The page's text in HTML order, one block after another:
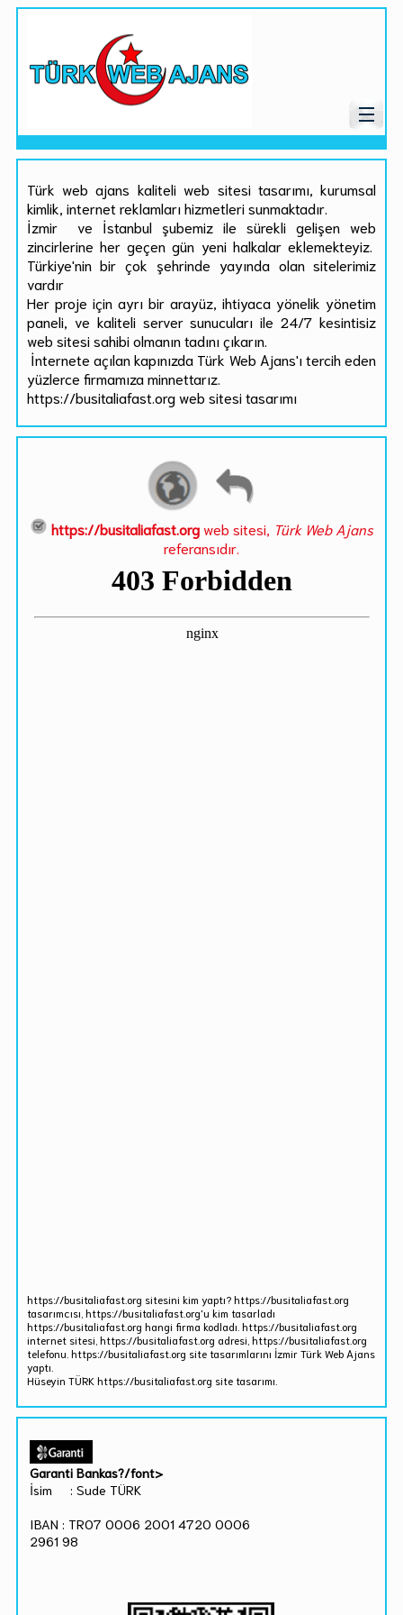
Türk web ajans kaliteli web sitesi tasarımı, kurumsal
kimlik, internet reklamları hizmetleri sunmaktadır.
İzmir ve İstanbul şubemiz ile sürekli gelişen web
zincirlerine her geçen gün yeni halkalar eklemekteyiz.
Türkiye'nin bir çok şehrinde yayında olan sitelerimiz
vardır
Her proje için ayrı bir arayüz, ihtiyaca yönelik yönetim
paneli, ve kaliteli server sunucuları ile 24/7 kesintisiz
web sitesi sahibi olmanın tadını çıkarın.
İnternete açılan kapınızda Türk Web Ajans'ı tercih eden
yüzlerce firmamıza minnettarız.
https://busitaliafast.org web sitesi tasarımı
https://busitaliafast.orgweb sitesi, Türk Web Ajans
referansıdır.
https://busitaliafast.org sitesini kim yaptı? https://busitaliafast.org
tasarımcısı, https://busitaliafast.org'u kim tasarladı
https://busitaliafast.org hangi firma kodladı. https://busitaliafast.org
internet sitesi, https://busitaliafast.org adresi, https://busitaliafast.org
telefonu. https://busitaliafast.org site tasarımlarını İzmir Türk Web Ajans
yaptı.
Hüseyin TÜRK https://busitaliafast.org site tasarımı.
Garanti Bankas?/font>
İsim : Sude TÜRK
IBAN : TR07 0006 2001 4720 0006
2961 98